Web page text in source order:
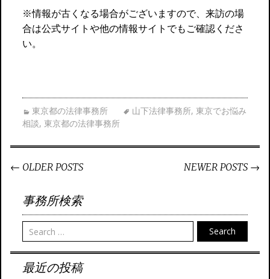
※情報が古くなる場合がございますので、来訪の場
合は公式サイトや他の情報サイトでもご確認くださ
い。
東京都の法律事務所 山下法律事務所, 東京でお悩み
相談, 東京都の法律事務所
← OLDER POSTS NEWER POSTS →
事務所検索
Search
最近の投稿